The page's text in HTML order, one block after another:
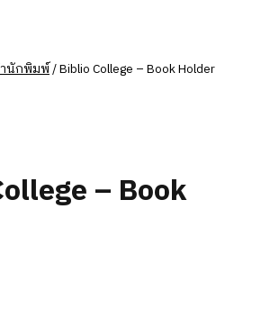
นักพิมพ์/Biblio College – Book Holder
– Book